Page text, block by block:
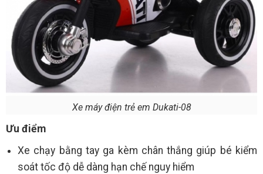
Xe máy điện trẻ em Dukati-08
Ưu điểm
Xe chạy bằng tay ga kèm chân thắng giúp bé kiểm
soát tốc độ dễ dàng hạn chế nguy hiểm